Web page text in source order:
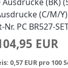
(C/M/
Nr. PC BR527-
EUR
0,57 EUR pro 100